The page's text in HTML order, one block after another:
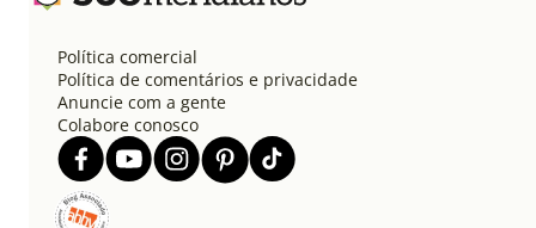
Política comercial
Política de comentários e privacidade
Anuncie com a gente
Colabore conosco